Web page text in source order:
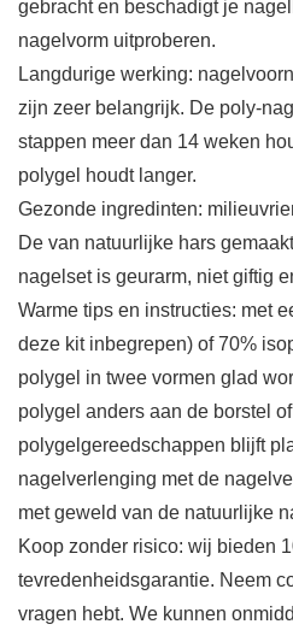
gebracht en beschadigt je
nagelvorm uitproberen.
Langdurige werking:
zijn zeer belangrijk. De poly-
stappen meer dan 14 weken
polygel houdt langer.
Gezonde ingredinten:
De van natuurlijke hars
nagelset is geurarm, niet giftig
Warme tips en instructies: met
deze kit inbegrepen) of 70%
polygel in twee vormen glad
polygel anders aan de borstel
polygelgereedschappen blijft
nagelverlenging met de
met geweld van de natuurlijke
Koop zonder risico: wij bieden
tevredenheidsgarantie. Neem
vragen hebt. We kunnen